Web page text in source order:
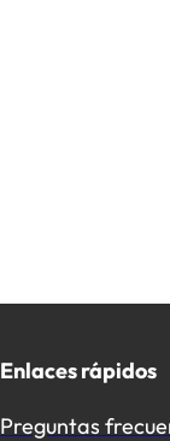
Enlaces rápidos
Preguntas